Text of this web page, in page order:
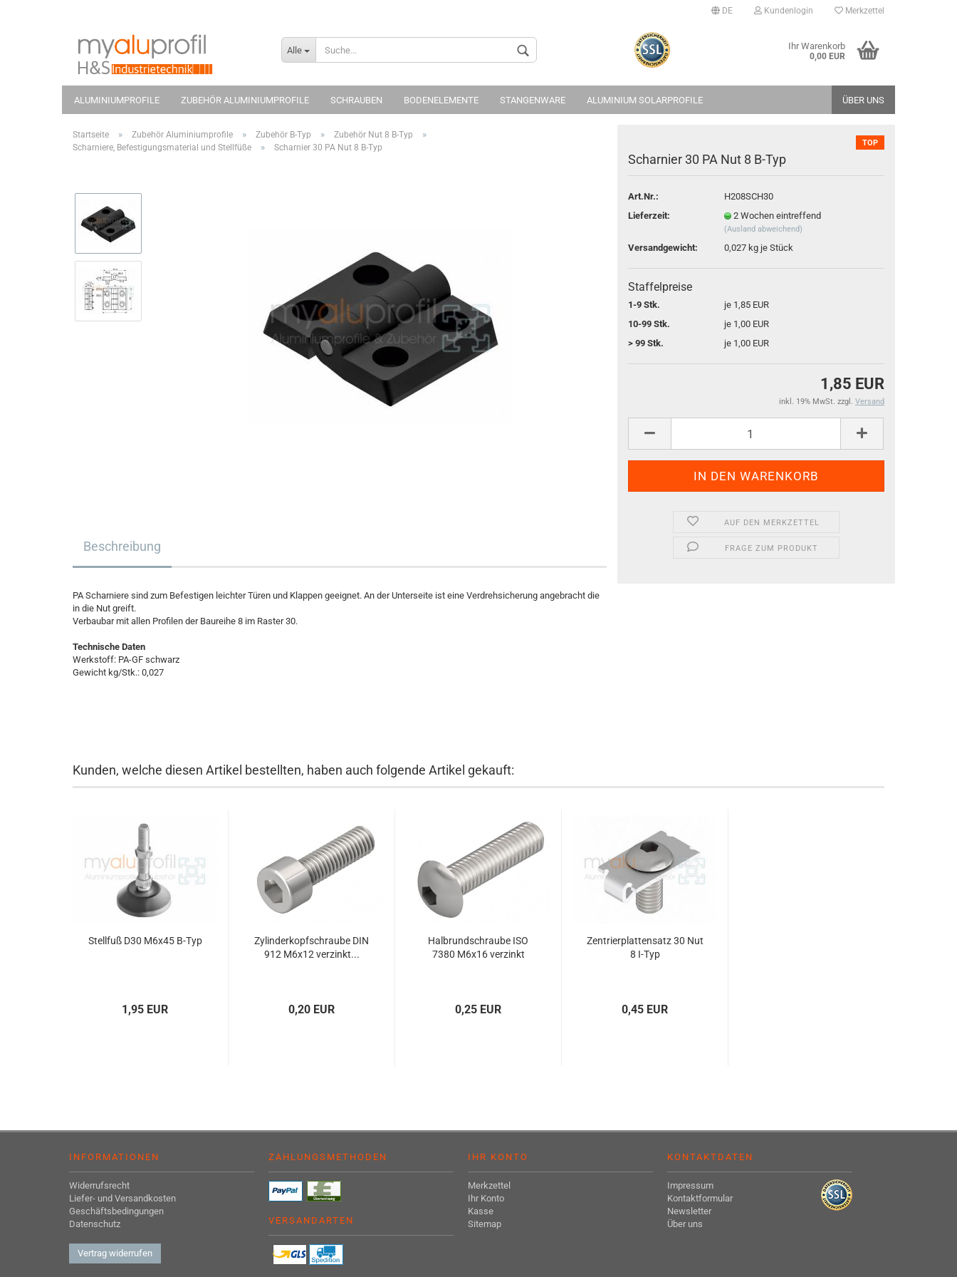
DE
Lieferland
Kundenlogin Merkzettel
Alle Ihr Warenkorb
0,00 EUR
ALUMINIUMPROFILE ZUBEHÖR ALUMINIUMPROFILE SCHRAUBEN BODENELEMENTE STANGENWARE ALUMINIUM SOLARPROFILE ÜBER UNS
Startseite » Zubehör Aluminiumprofile » Zubehör B-Typ » Zubehör Nut 8 B-Typ »
Scharniere, Befestigungsmaterial und Stellfüße » Scharnier 30 PA Nut 8 B-Typ TOP
Scharnier 30 PA Nut 8 B-Typ
Art.Nr.:
H208SCH30
Lieferzeit:
2 Wochen eintreffend
(Ausland abweichend)
Versandgewicht: 0,027 kg je Stück
Staffelpreise
1-9 Stk.
je 1,85 EUR
10-99 Stk.
je 1,00 EUR
> 99 Stk.
je 1,00 EUR
1,85 EUR
inkl. 19% MwSt. zzgl. Versand
AUF DEN MERKZETTEL
FRAGE ZUM PRODUKT
Beschreibung
PA Scharniere sind zum Befestigen leichter Türen und Klappen geeignet. An der Unterseite ist eine Verdrehsicherung angebracht die
in die Nut greift.
Verbaubar mit allen Profilen der Baureihe 8 im Raster 30.
Technische Daten
Werkstoff: PA-GF schwarz
Gewicht kg/Stk.: 0,027
Kunden, welche diesen Artikel bestellten, haben auch folgende Artikel gekauft:
Stellfuß D30 M6x45 B-Typ
1,95 EUR
Zylinderkopfschraube DIN
912 M6x12 verzinkt...
0,20 EUR
Halbrundschraube ISO
7380 M6x16 verzinkt
0,25 EUR
Zentrierplattensatz 30 Nut
8 I-Typ
0,45 EUR
INFORMATIONEN
Widerrufsrecht
Liefer- und Versandkosten
Geschäftsbedingungen
Datenschutz
ZAHLUNGSMETHODEN
VERSANDARTEN
IHR KONTO
Merkzettel
Ihr Konto
Kasse
Sitemap
KONTAKTDATEN
Impressum
Kontaktformular
Newsletter
Über uns